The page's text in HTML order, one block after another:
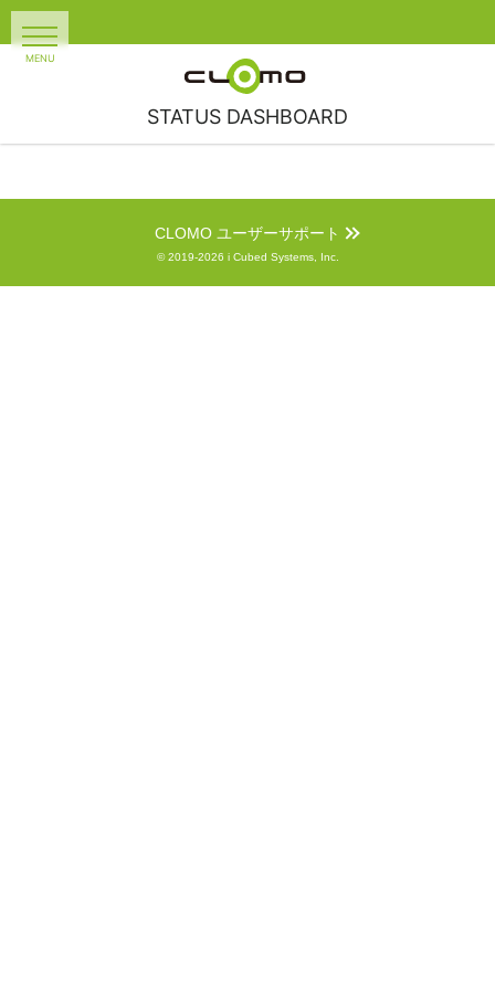
STATUS DASHBOARD
CLOMO ユーザーサポート
© 2019-2026 i Cubed Systems, Inc.